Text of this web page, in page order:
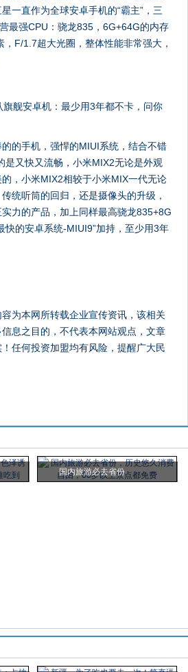
一直作为全球安卓手机的“霸主”，三
最强CPU：骁龙835，6G+64G的内存
F/1.7超大光圈，整体性能非常强大，
的手机，强悍的MIUI系统，结合不错
是又快又流畅，小米MIX2无论是外观
，小米MIX2相较于小米MIX一代无论
统听筒的回归，还是摄像头的升级，
力的产品，加上同样最高骁龙835+8G
快的安卓系统-MIUI9”加持，至少用3年
容为本网所转载企业宣传资讯，该相关
息之目的，不代表本网站观点，文章
任何投资加盟均有风险，提醒广大民
国内旅游必去省份